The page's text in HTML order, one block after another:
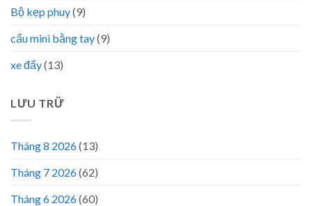
Bộ kẹp phuy(9)
cẩu mini bằng tay(9)
xe đẩy(13)
LƯU TRỮ
Tháng 8 2026(13)
Tháng 7 2026(62)
Tháng 6 2026(60)